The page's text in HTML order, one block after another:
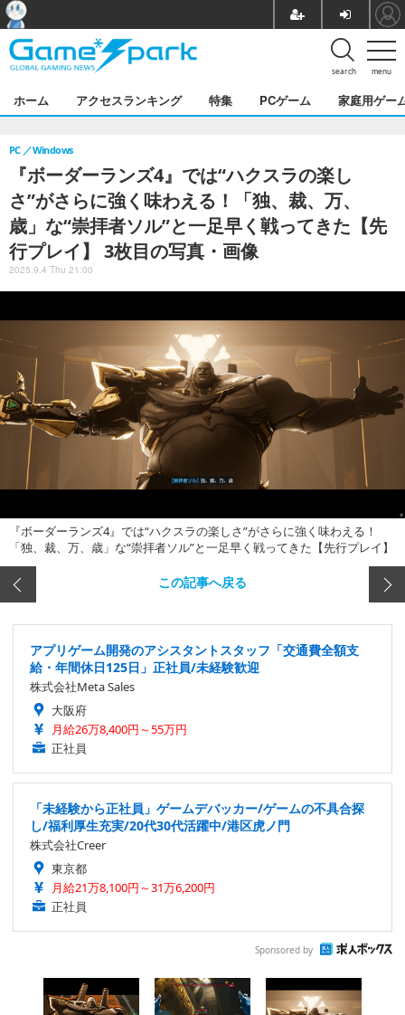
menu
search
ホーム アクセスランキング 特集 PCゲーム 家庭用ゲー
『ボーダーランズ4』では“ハクスラの楽し
さ”がさらに強く味わえる！「独、裁、万、
歳」な“崇拝者ソル”と一足早く戦ってきた【先
行プレイ】 3枚目の写真・画像
PC Windows
2025.9.4 Thu 21:00
『ボーダーランズ4』では“ハクスラの楽しさ”がさらに強く味わえる！
「独、裁、万、歳」な“崇拝者ソル”と一足早く戦ってきた【先行プレイ】
この記事へ戻る
アプリゲーム開発のアシスタントスタッフ「交通費全額支
給・年間休日125日」正社員/未経験歓迎
株式会社Meta Sales
大阪府
月給26万8,400円～55万円
正社員
「未経験から正社員」ゲームデバッカー/ゲームの不具合探
し/福利厚生充実/20代30代活躍中/港区虎ノ門
株式会社Creer
東京都
月給21万8,100円～31万6,200円
正社員
Sponsored by